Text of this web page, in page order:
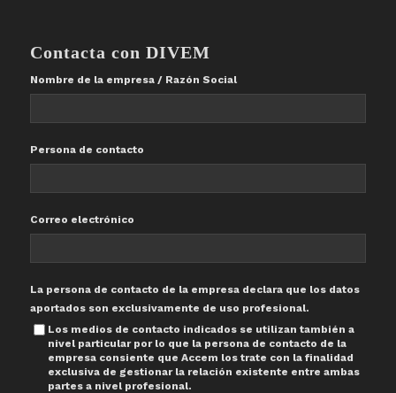
Contacta con DIVEM
Nombre de la empresa / Razón Social
Persona de contacto
Correo electrónico
La persona de contacto de la empresa declara que los datos
aportados son exclusivamente de uso profesional.
Los medios de contacto indicados se utilizan también a
nivel particular por lo que la persona de contacto de la
empresa consiente que Accem los trate con la finalidad
exclusiva de gestionar la relación existente entre ambas
partes a nivel profesional.